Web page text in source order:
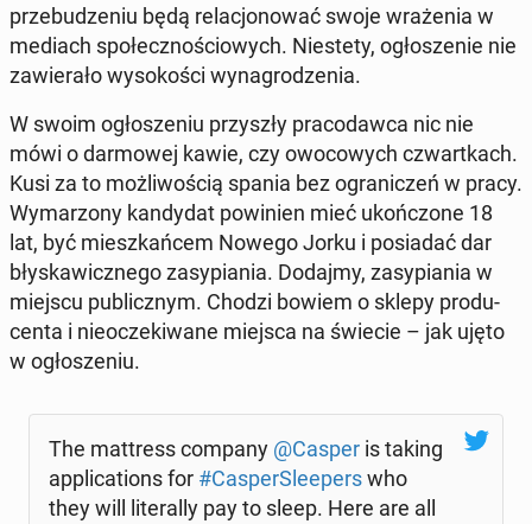
prze­bu­dze­niu będą re­la­cjo­no­wać swoje wra­że­nia w
mediach spo­łecz­no­ścio­wych. Nie­ste­ty, ogło­sze­nie nie
za­wie­ra­ło wy­so­ko­ści wy­na­gro­dze­nia.
W swoim ogło­sze­niu przy­szły pra­co­daw­ca nic nie
mówi o dar­mo­wej kawie, czy owo­co­wych czwart­kach.
Kusi za to moż­li­wo­ścią spania bez ogra­ni­czeń w pracy.
Wy­ma­rzo­ny kan­dy­dat po­wi­nien mieć ukoń­czo­ne 18
lat, być miesz­kań­cem Nowego Jorku i po­sia­dać dar
bły­ska­wicz­ne­go za­sy­pia­nia. Dodajmy, za­sy­pia­nia w
miejscu pu­blicz­nym. Chodzi bowiem o sklepy pro­du­
cen­ta i nie­ocze­ki­wa­ne miejsca na świecie – jak ujęto
w ogło­sze­niu.
The mat­tress company @Casper is taking
ap­pli­ca­tions for #Ca­sper­Sle­eperswho
they will li­te­ral­ly pay to sleep. Here are all